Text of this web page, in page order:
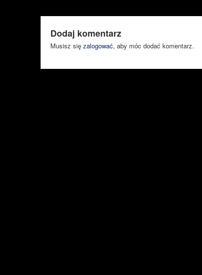
Dodaj komentarz
Musisz się zalogować, aby móc dodać komentarz.